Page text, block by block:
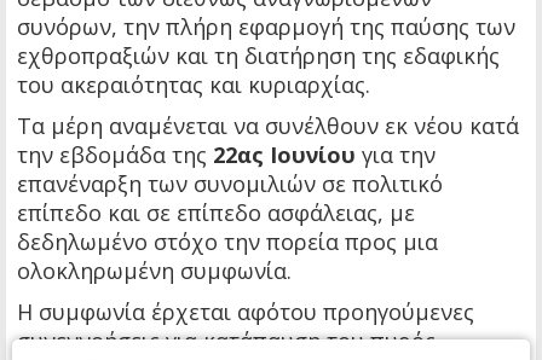
συνόρων, την πλήρη εφαρμογή της παύσης των
εχθροπραξιών και τη διατήρηση της εδαφικής
του ακεραιότητας και κυριαρχίας.
Τα μέρη αναμένεται να συνέλθουν εκ νέου κατά
την εβδομάδα της 22ας Ιουνίου για την
επανέναρξη των συνομιλιών σε πολιτικό
επίπεδο και σε επίπεδο ασφάλειας, με
δεδηλωμένο στόχο την πορεία προς μια
ολοκληρωμένη συμφωνία.
Η συμφωνία έρχεται αφότου προηγούμενες
συνεννοήσεις για κατάπαυση του πυρός